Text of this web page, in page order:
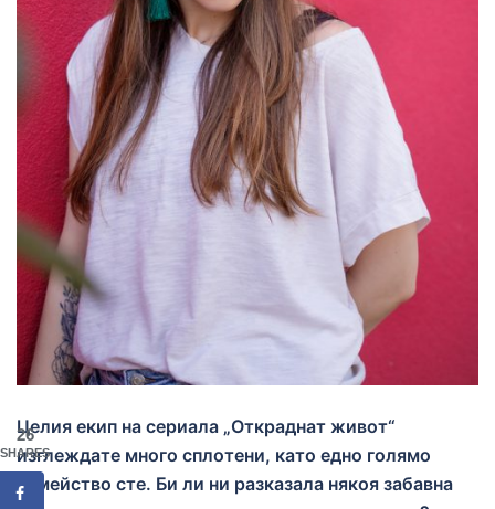
Целия екип на сериала „Откраднат живот“
изглеждате много сплотени, като едно голямо
семейство сте. Би ли ни разказала някоя забавна
26
SHARES